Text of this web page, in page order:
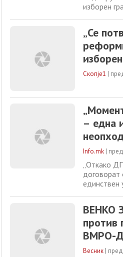
изборен
„Нели
„Се
Скопје1 |
– една
Info.mk |
„Откако
договорат
единствен
ВЕНКО
против
ВМРО-
Весник |